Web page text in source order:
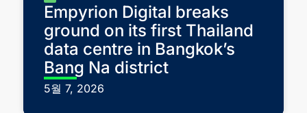
Empyrion Digital breaks
ground on its first Thailand
data centre in Bangkok’s
Bang Na district
5월 7, 2026